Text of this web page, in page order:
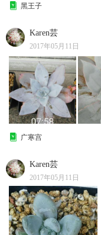
黑王子
Karen芸
2017年05月11日
广寒宫
Karen芸
2017年05月11日